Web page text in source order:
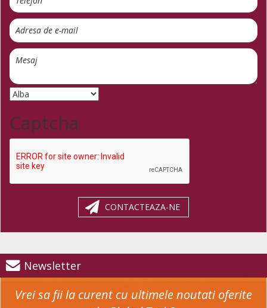
Captcha
CONTACTEAZA-NE
Newsletter
Vrei sa fii la curent cu ultimele noutati oferite